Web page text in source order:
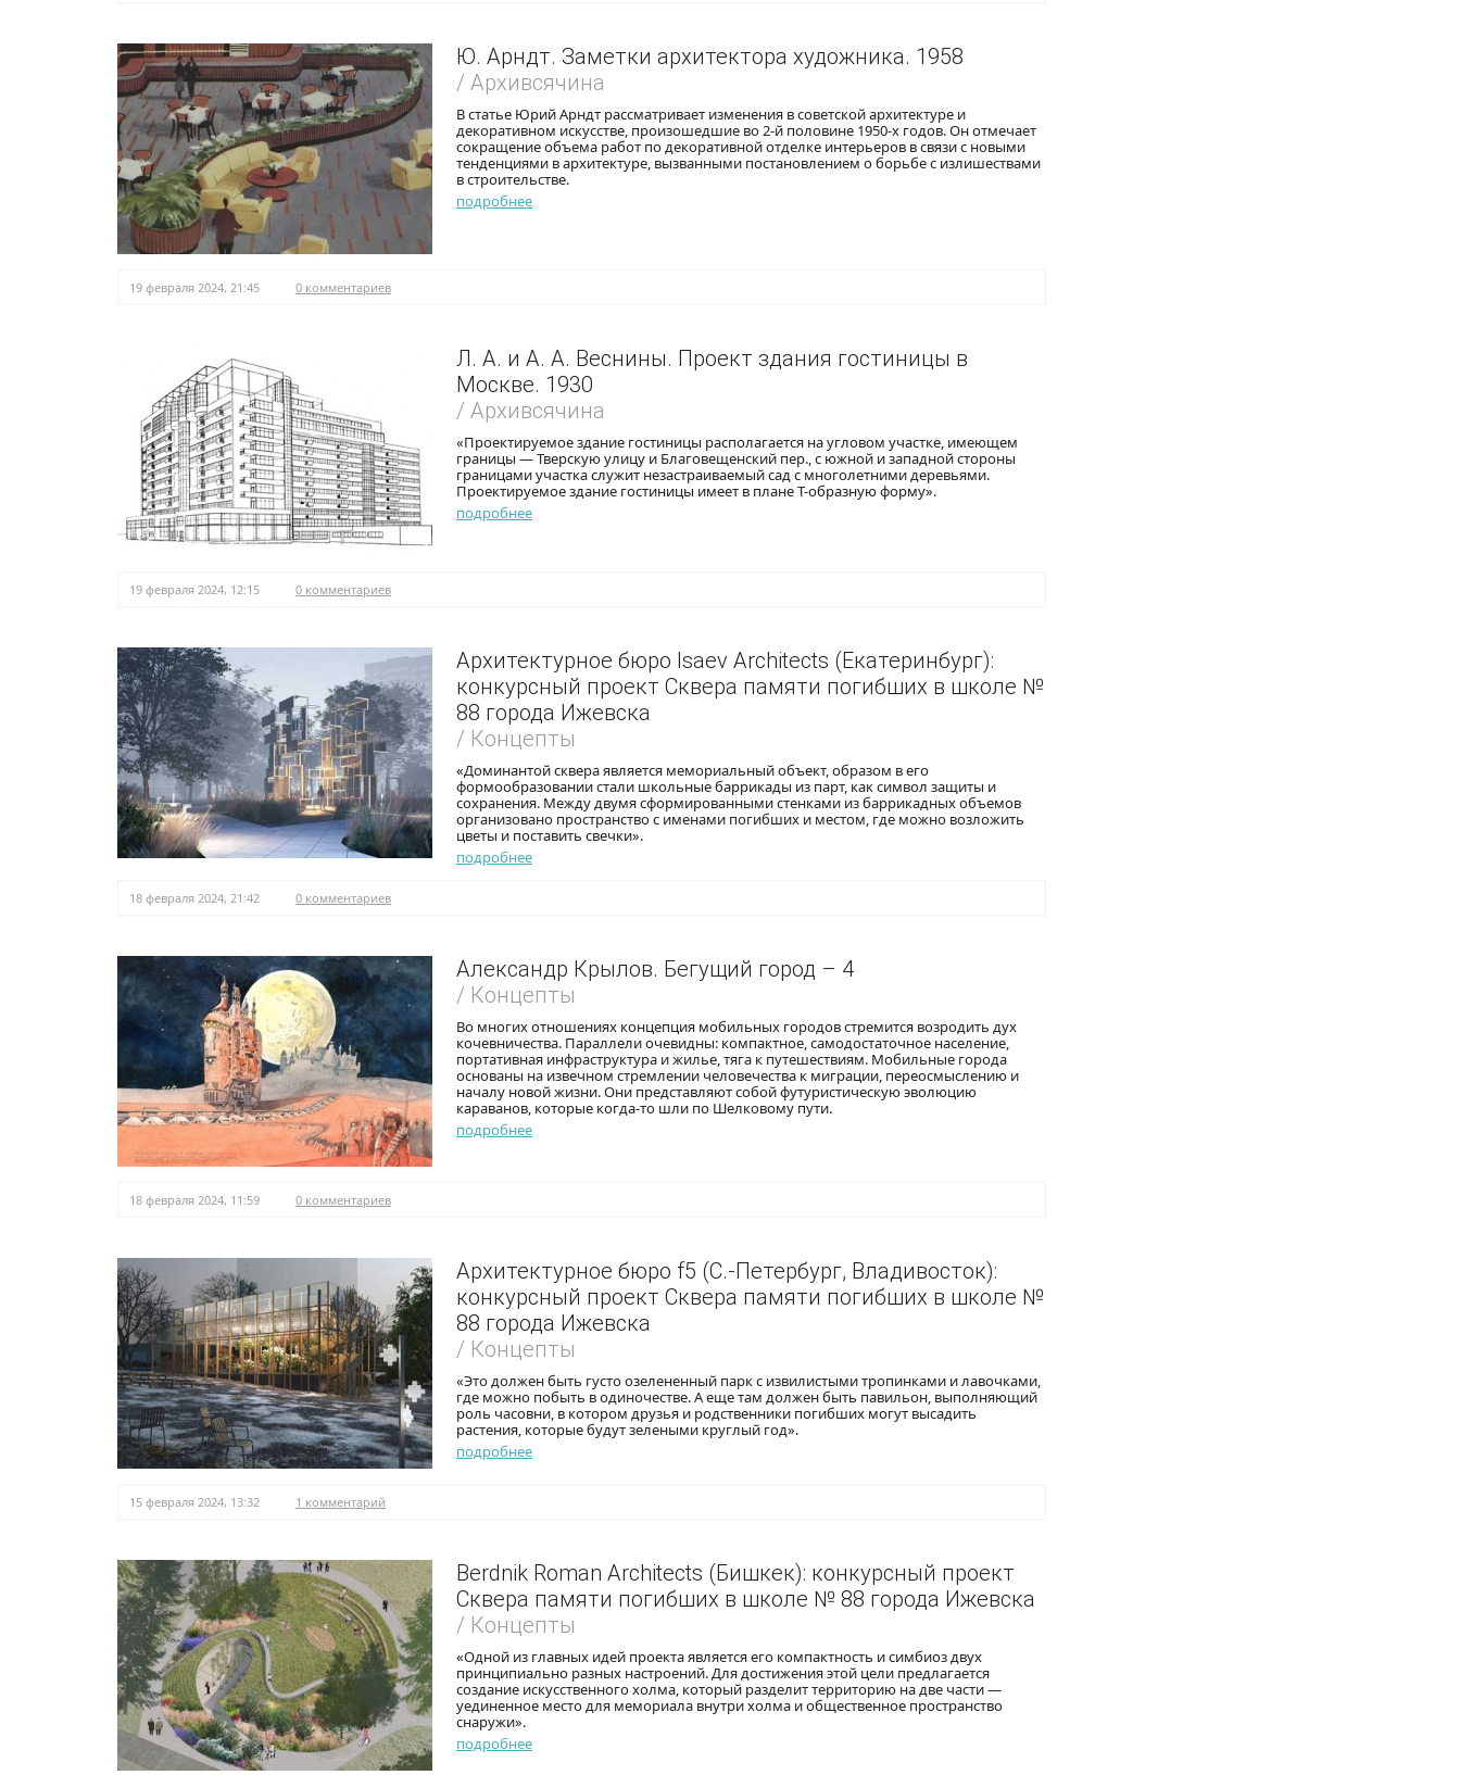
Ю. Арндт. Заметки архитектора художника. 1958
/ Архивсячина
В статье Юрий Арндт рассматривает изменения в советской архитектуре и
декоративном искусстве, произошедшие во 2-й половине 1950-х годов. Он отмечает
сокращение объема работ по декоративной отделке интерьеров в связи с новыми
тенденциями в архитектуре, вызванными постановлением о борьбе с излишествами
в строительстве.
подробнее
19 февраля 2024, 21:45 0 комментариев
Л. А. и А. А. Веснины. Проект здания гостиницы в
Москве. 1930
/ Архивсячина
«Проектируемое здание гостиницы располагается на угловом участке, имеющем
границы — Тверскую улицу и Благовещенский пер., с южной и западной стороны
границами участка служит незастраиваемый сад с многолетними деревьями.
Проектируемое здание гостиницы имеет в плане Т-образную форму».
подробнее
19 февраля 2024, 12:15 0 комментариев
Архитектурное бюро Isaev Architects (Екатеринбург):
конкурсный проект Сквера памяти погибших в школе №
88 города Ижевска
/ Концепты
«Доминантой сквера является мемориальный объект, образом в его
формообразовании стали школьные баррикады из парт, как символ защиты и
сохранения. Между двумя сформированными стенками из баррикадных объемов
организовано пространство с именами погибших и местом, где можно возложить
цветы и поставить свечки».
подробнее
18 февраля 2024, 21:42 0 комментариев
Александр Крылов. Бегущий город – 4
/ Концепты
Во многих отношениях концепция мобильных городов стремится возродить дух
кочевничества. Параллели очевидны: компактное, самодостаточное население,
портативная инфраструктура и жилье, тяга к путешествиям. Мобильные города
основаны на извечном стремлении человечества к миграции, переосмыслению и
началу новой жизни. Они представляют собой футуристическую эволюцию
караванов, которые когда-то шли по Шелковому пути.
подробнее
18 февраля 2024, 11:59 0 комментариев
Архитектурное бюро f5 (С.-Петербург, Владивосток):
конкурсный проект Сквера памяти погибших в школе №
88 города Ижевска
/ Концепты
«Это должен быть густо озелененный парк с извилистыми тропинками и лавочками,
где можно побыть в одиночестве. А еще там должен быть павильон, выполняющий
роль часовни, в котором друзья и родственники погибших могут высадить
растения, которые будут зелеными круглый год».
подробнее
15 февраля 2024, 13:32 1 комментарий
Berdnik Roman Architects (Бишкек): конкурсный проект
Сквера памяти погибших в школе № 88 города Ижевска
/ Концепты
«Одной из главных идей проекта является его компактность и симбиоз двух
принципиально разных настроений. Для достижения этой цели предлагается
создание искусственного холма, который разделит территорию на две части —
уединенное место для мемориала внутри холма и общественное пространство
снаружи».
подробнее